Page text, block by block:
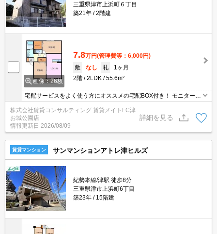
三重県津市上浜町６丁目
築21年
2階建
画像：26枚
7.8万円(管理費等：6,000円)
敷
なし 礼
1ヶ月
2階
2LDK 55.6m²
宅配サービスをよく使う方にオススメの宅配BOX付き！ モニターホ
ン付きのお部屋です。お部屋から訪問者を確認できるのでセキュリ
ティ面はもちろん知らない人やセールスに対応する必要もありませ
ん。
株式会社賃貸コンサルティング 賃貸メイトFC津
お城公園店
情報更新日 2026/08/09
詳細を見る
賃貸マンション サンマンションアトレ津ヒルズ
紀勢本線/津駅 徒歩8分
三重県津市上浜町6丁目
築23年
15階建